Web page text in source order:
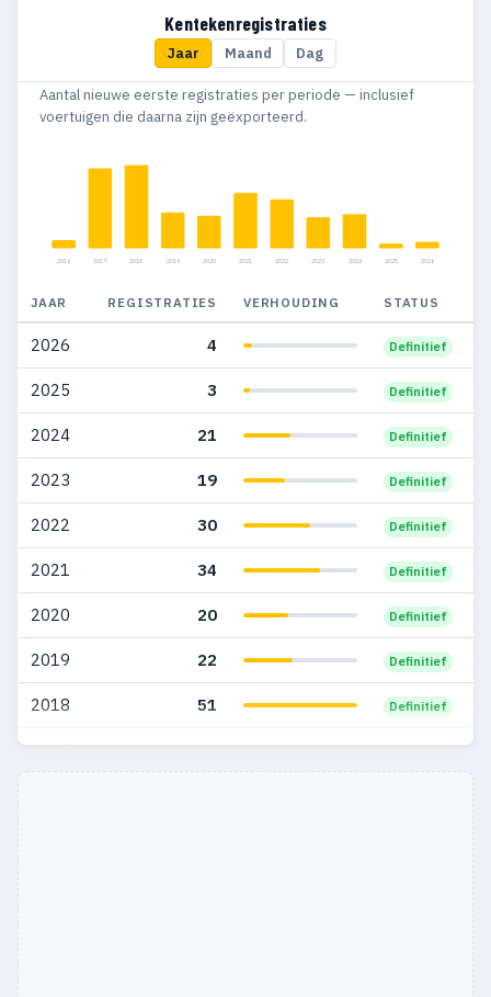
1
2010 1
2006 4
2004 7 6
2003 2 2
Kentekenregistraties
Jaar Maand Dag
Aantal nieuwe eerste registraties per periode — inclusief
voertuigen die daarna zijn geëxporteerd.
2016 2017 2018 2019 2020 2021 2022 2023 2024 2025 2026
JAAR REGISTRATIES VERHOUDING STATUS
2026 4 Definitief
2025 3 Definitief
2024 21 Definitief
2023 19 Definitief
2022 30 Definitief
2021 34 Definitief
2020 20 Definitief
2019 22 Definitief
2018 51 Definitief
2017 49